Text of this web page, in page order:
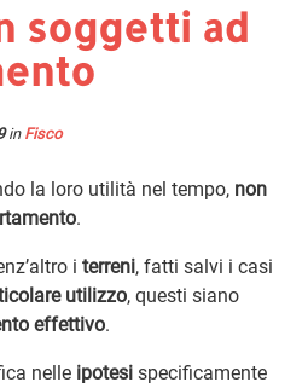
soggetti ad
in Fisco
la loro utilità nel tempo, non
.
i terreni, fatti salvi i casi
utilizzo, questi siano
effettivo.
nelle ipotesi specificamente